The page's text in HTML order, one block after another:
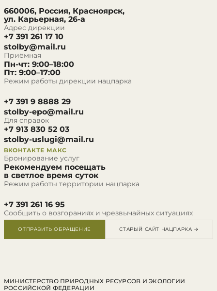
660006, Россия, Красноярск,
ул. Карьерная, 26-а
Адрес дирекции
+7 391 261 17 10
stolby@mail.ru
Приёмная
Пн-чт: 9:00–18:00
Пт: 9:00–17:00
Режим работы дирекции нацпарка
+7 391 9 8888 29
stolby-epo@mail.ru
Для справок
+7 913 830 52 03
stolby-uslugi@mail.ru
ВКОНТАКТЕ МАКС
Бронирование услуг
Рекомендуем посещать
в светлое время суток
Режим работы территории нацпарка
+7 391 261 16 95
Сообщить о возгораниях и чрезвычайных ситуациях
ОТПРАВИТЬ ОБРАЩЕНИЕ СТАРЫЙ САЙТ НАЦПАРКА →
МИНИСТЕРСТВО ПРИРОДНЫХ РЕСУРСОВ И ЭКОЛОГИИ
РОССИЙСКОЙ ФЕДЕРАЦИИ